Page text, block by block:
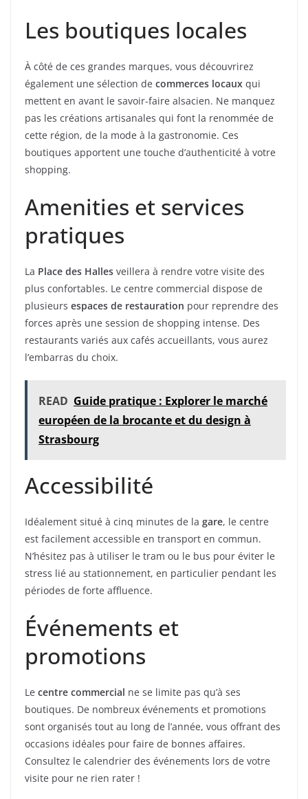
Les boutiques locales
À côté de ces grandes marques, vous découvrirez
également une sélection de commerces locaux qui
mettent en avant le savoir-faire alsacien. Ne manquez
pas les créations artisanales qui font la renommée de
cette région, de la mode à la gastronomie. Ces
boutiques apportent une touche d’authenticité à votre
shopping.
Amenities et services
pratiques
La Place des Halles veillera à rendre votre visite des
plus confortables. Le centre commercial dispose de
plusieurs espaces de restauration pour reprendre des
forces après une session de shopping intense. Des
restaurants variés aux cafés accueillants, vous aurez
l’embarras du choix.
READ Guide pratique : Explorer le marché
européen de la brocante et du design à
Strasbourg
Accessibilité
Idéalement situé à cinq minutes de la gare, le centre
est facilement accessible en transport en commun.
N’hésitez pas à utiliser le tram ou le bus pour éviter le
stress lié au stationnement, en particulier pendant les
périodes de forte affluence.
Événements et
promotions
Le centre commercial ne se limite pas qu’à ses
boutiques. De nombreux événements et promotions
sont organisés tout au long de l’année, vous offrant des
occasions idéales pour faire de bonnes affaires.
Consultez le calendrier des événements lors de votre
visite pour ne rien rater !